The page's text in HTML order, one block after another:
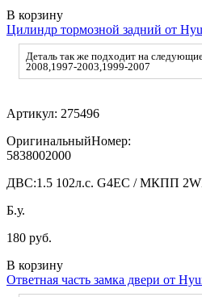
В корзину
Цилиндр тормозной задний от
Деталь так же подходит на
2008,1997-2003,1999-2007
Артикул: 275496
ОригинальныйНомер:
5838002000
ДВС:1.5 102л.с. G4EC / МКПП
Б.у.
180 руб.
В корзину
Ответная часть замка двери от